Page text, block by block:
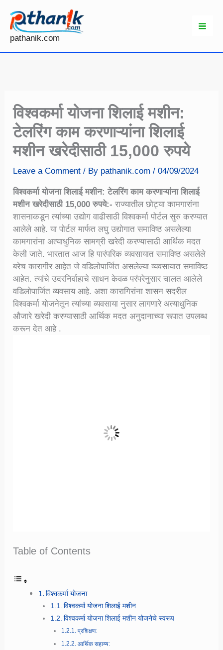
content
pathanik.com
विश्वकर्मा योजना शिलाई मशीन:
टेलरिंग काम करणाऱ्यांना शिलाई
मशीन खरेदीसाठी 15,000 रुपये
Leave a Comment / By pathanik.com/04/09/2024
विश्वकर्मा योजना शिलाई मशीन: टेलरिंग काम करणाऱ्यांना शिलाई
मशीन खरेदीसाठी 15,000 रुपये:-राज्यातील छोट्या कामगारांना
शासनाकडून त्यांच्या उद्योग वाढीसाठी विश्वकर्मा पोर्टल सुरु करण्यात
आलेले आहे. या पोर्टल मार्फत लघु उद्योगात समाविष्ठ असलेल्या
कामगारांना अत्याधुनिक सामग्री खरेदी करण्यासाठी आर्थिक मदत
केली जाते. भारतात आज हि पारंपरिक व्यवसायात समाविष्ठ असलेले
बरेच कारागीर आहेत जे वडिलोपार्जित असलेल्या व्यवसायात समाविष्ठ
आहेत. त्यांचे उदरनिर्वाहाचे साधन केवळ परंपरेनुसार चालत आलेले
वडिलोपार्जित व्यवसाय आहे. अशा कारागिरांना शासन सदरील
विश्वकर्मा योजनेतून त्यांच्या व्यवसाया नुसार लागणारे अत्याधुनिक
औजारे खरेदी करण्यासाठी आर्थिक मदत अनुदानाच्या रूपात उपलब्ध
करून देत आहे .
Table of Contents
विश्वकर्मा योजना
विश्वकर्मा योजना शिलाई मशीन
विश्वकर्मा योजना शिलाई मशीन योजनेचे स्वरूप
प्रशिक्षण:
आर्थिक सहाय्य: